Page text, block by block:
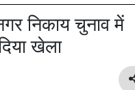
निकाय चुनाव में
खेला